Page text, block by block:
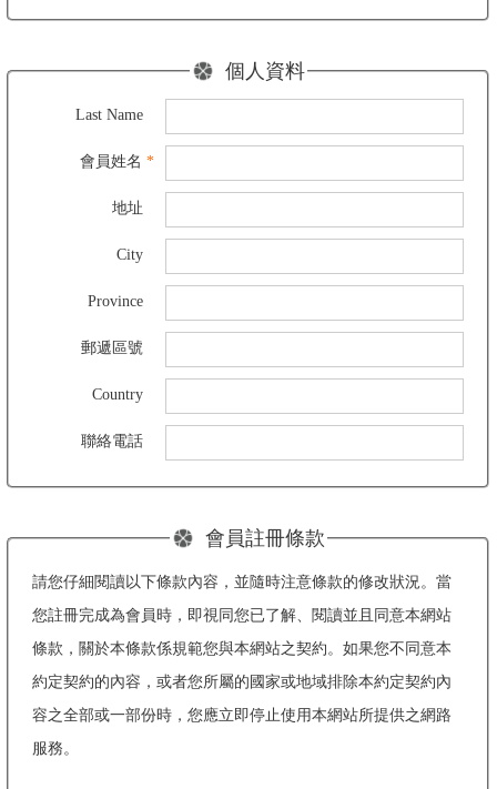
個人資料
Last Name
會員姓名 *
地址
City
Province
郵遞區號
Country
聯絡電話
會員註冊條款
請您仔細閱讀以下條款內容，並隨時注意條款的修改狀況。當
您註冊完成為會員時，即視同您已了解、閱讀並且同意本網站
條款，關於本條款係規範您與本網站之契約。如果您不同意本
約定契約的內容，或者您所屬的國家或地域排除本約定契約內
容之全部或一部份時，您應立即停止使用本網站所提供之網路
服務。